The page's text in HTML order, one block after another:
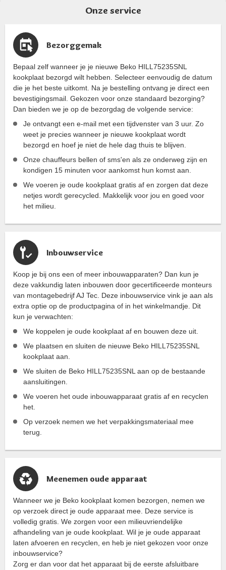
Onze service
Bezorggemak
Bepaal zelf wanneer je je nieuwe Beko HILL75235SNL
kookplaat bezorgd wilt hebben. Selecteer eenvoudig de datum
die je het beste uitkomt. Na je bestelling ontvang je direct een
bevestigingsmail. Gekozen voor onze standaard bezorging?
Dan bieden we je op de bezorgdag de volgende service:
Je ontvangt een e-mail met een tijdvenster van 3 uur. Zo
weet je precies wanneer je nieuwe kookplaat wordt
bezorgd en hoef je niet de hele dag thuis te blijven.
Onze chauffeurs bellen of sms'en als ze onderweg zijn en
kondigen 15 minuten voor aankomst hun komst aan.
We voeren je oude kookplaat gratis af en zorgen dat deze
netjes wordt gerecycled. Makkelijk voor jou en goed voor
het milieu.
Inbouwservice
Koop je bij ons een of meer inbouwapparaten? Dan kun je
deze vakkundig laten inbouwen door gecertificeerde monteurs
van montagebedrijf AJ Tec. Deze inbouwservice vink je aan als
extra optie op de productpagina of in het winkelmandje. Dit
kun je verwachten:
We koppelen je oude kookplaat af en bouwen deze uit.
We plaatsen en sluiten de nieuwe Beko HILL75235SNL
kookplaat aan.
We sluiten de Beko HILL75235SNL aan op de bestaande
aansluitingen.
We voeren het oude inbouwapparaat gratis af en recyclen
het.
Op verzoek nemen we het verpakkingsmateriaal mee
terug.
Meenemen oude apparaat
Wanneer we je Beko kookplaat komen bezorgen, nemen we
op verzoek direct je oude apparaat mee. Deze service is
volledig gratis. We zorgen voor een milieuvriendelijke
afhandeling van je oude kookplaat. Wil je je oude apparaat
laten afvoeren en recyclen, en heb je niet gekozen voor onze
inbouwservice?
Zorg er dan voor dat het apparaat bij de eerste afsluitbare